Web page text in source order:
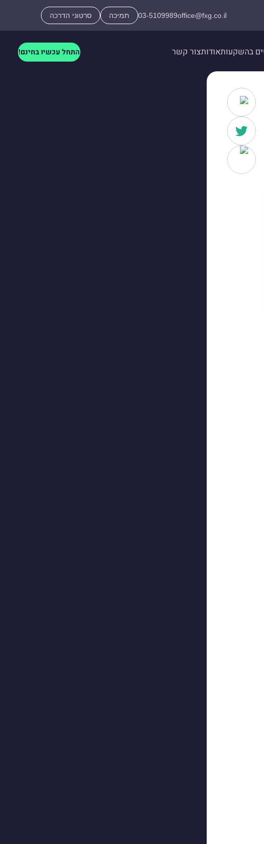
office@fxg.co.il
03-5109989 תמיכה סרטוני הדרכה
בהשקעותאודותצור קשר התחל עכשיו בחינם!